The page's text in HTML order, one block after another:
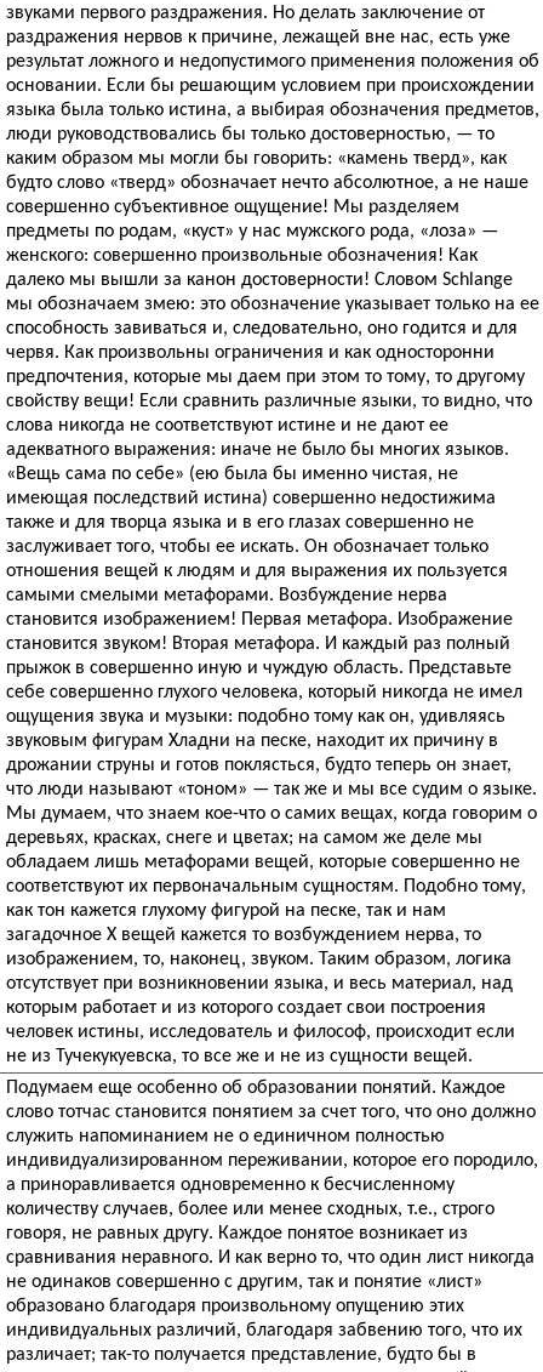
звуками первого раздражения. Но делать заключение от
раздражения нервов к причине, лежащей вне нас, есть уже
результат ложного и недопустимого применения положения об
основании. Если бы решающим условием при происхождении
языка была только истина, а выбирая обозначения предметов,
люди руководствовались бы только достоверностью, — то
каким образом мы могли бы говорить: «камень тверд», как
будто слово «тверд» обозначает нечто абсолютное, а не наше
совершенно субъективное ощущение! Мы разделяем
предметы по родам, «куст» у нас мужского рода, «лоза» —
женского: совершенно произвольные обозначения! Как
далеко мы вышли за канон достоверности! Словом Schlange
мы обозначаем змею: это обозначение указывает только на ее
способность завиваться и, следовательно, оно годится и для
червя. Как произвольны ограничения и как односторонни
предпочтения, которые мы даем при этом то тому, то другому
свойству вещи! Если сравнить различные языки, то видно, что
слова никогда не соответствуют истине и не дают ее
адекватного выражения: иначе не было бы многих языков.
«Вещь сама по себе» (ею была бы именно чистая, не
имеющая последствий истина) совершенно недостижима
также и для творца языка и в его глазах совершенно не
заслуживает того, чтобы ее искать. Он обозначает только
отношения вещей к людям и для выражения их пользуется
самыми смелыми метафорами. Возбуждение нерва
становится изображением! Первая метафора. Изображение
становится звуком! Вторая метафора. И каждый раз полный
прыжок в совершенно иную и чуждую область. Представьте
себе совершенно глухого человека, который никогда не имел
ощущения звука и музыки: подобно тому как он, удивляясь
звуковым фигурам Хладни на песке, находит их причину в
дрожании струны и готов поклясться, будто теперь он знает,
что люди называют «тоном» — так же и мы все судим о языке.
Мы думаем, что знаем кое-что о самих вещах, когда говорим о
деревьях, красках, снеге и цветах; на самом же деле мы
обладаем лишь метафорами вещей, которые совершенно не
соответствуют их первоначальным сущностям. Подобно тому,
как тон кажется глухому фигурой на песке, так и нам
загадочное X вещей кажется то возбуждением нерва, то
изображением, то, наконец, звуком. Таким образом, логика
отсутствует при возникновении языка, и весь материал, над
которым работает и из которого создает свои построения
человек истины, исследователь и философ, происходит если
не из Тучекукуевска, то все же и не из сущности вещей.
Подумаем еще особенно об образовании понятий. Каждое
слово тотчас становится понятием за счет того, что оно должно
служить напоминанием не о единичном полностью
индивидуализированном переживании, которое его породило,
а приноравливается одновременно к бесчисленному
количеству случаев, более или менее сходных, т.е., строго
говоря, не равных другу. Каждое понятое возникает из
сравнивания неравного. И как верно то, что один лист никогда
не одинаков совершенно с другим, так и понятие «лист»
образовано благодаря произвольному опущению этих
индивидуальных различий, благодаря забвению того, что их
различает; так-то получается представление, будто бы в